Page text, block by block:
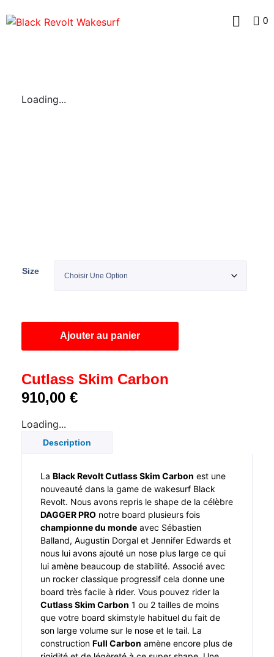
0
Loading...
Size
Ajouter au panier
Cutlass Skim Carbon
910,00 €
Loading...
Description
La Black Revolt Cutlass Skim Carbon est une
nouveauté dans la game de wakesurf Black
Revolt. Nous avons repris le shape de la célèbre
DAGGER PRO notre board plusieurs fois
championne du monde avec Sébastien
Balland, Augustin Dorgal et Jennifer Edwards et
nous lui avons ajouté un nose plus large ce qui
lui amène beaucoup de stabilité. Associé avec
un rocker classique progressif cela donne une
board très facile à rider. Vous pouvez rider la
Cutlass Skim Carbon 1 ou 2 tailles de moins
que votre board skimstyle habituel du fait de
son large volume sur le nose et le tail. La
construction Full Carbon amène encore plus de